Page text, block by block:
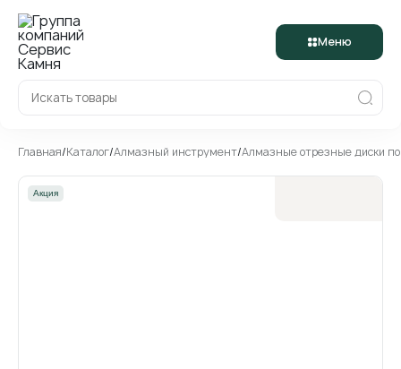
Меню
Главная/Каталог/Алмазный инструмент/Алмазные отрезные диски
Акция